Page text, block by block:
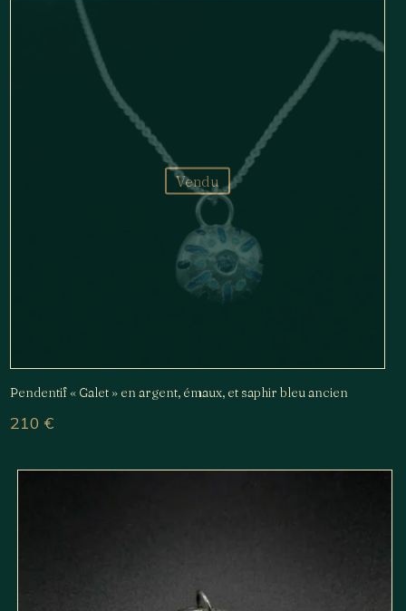
Vendu
Pendentif « Galet » en argent, émaux, et saphir bleu ancien
210 €